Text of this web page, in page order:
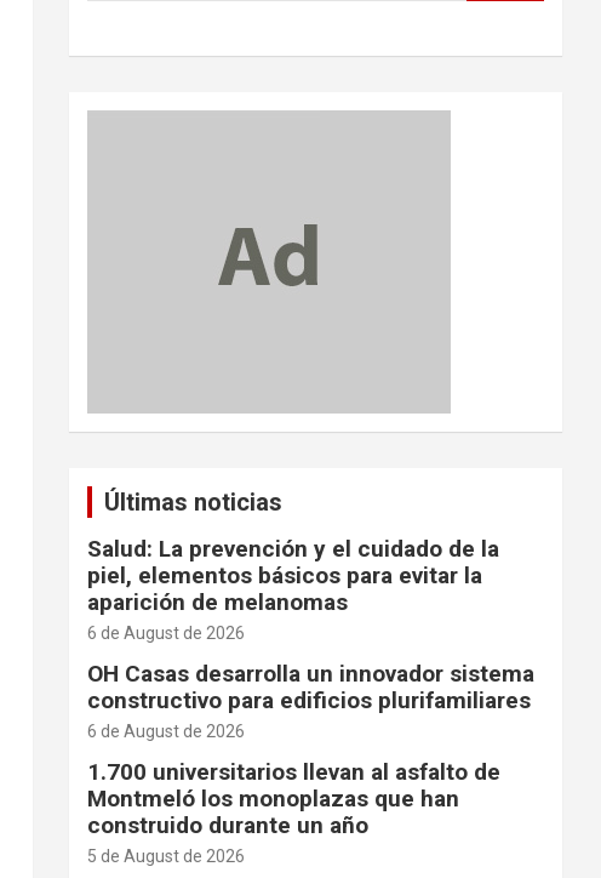
Últimas noticias
Salud: La prevención y el cuidado de la
piel, elementos básicos para evitar la
aparición de melanomas
6 de August de 2026
OH Casas desarrolla un innovador sistema
constructivo para edificios plurifamiliares
6 de August de 2026
1.700 universitarios llevan al asfalto de
Montmeló los monoplazas que han
construido durante un año
5 de August de 2026